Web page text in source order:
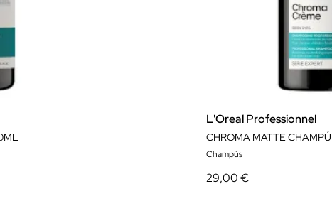
L'Oreal Professionnel
CHROMA MATTE
Champús
29,00 €